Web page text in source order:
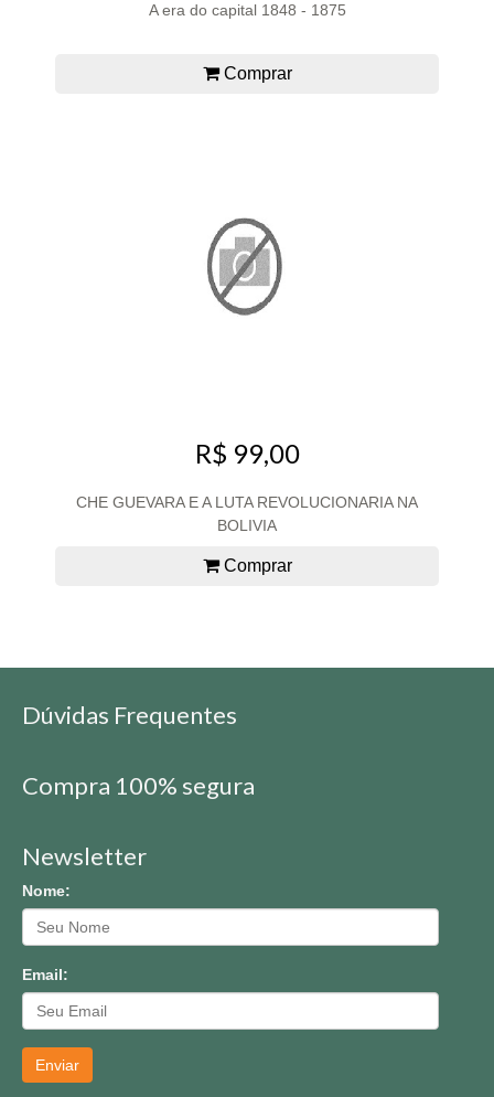
A era do capital 1848 - 1875
Comprar
R$ 99,00
CHE GUEVARA E A LUTA REVOLUCIONARIA NA
BOLIVIA
Comprar
Dúvidas Frequentes
Compra 100% segura
Newsletter
Nome:
Email:
Enviar